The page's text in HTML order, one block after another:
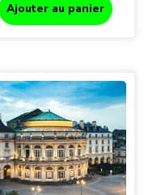
Ajouter au panier